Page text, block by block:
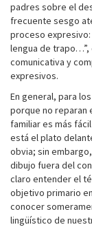
padres sobre el
frecuente sesgo
proceso expresivo:
lengua de
comunicativa y
expresivos.
En general, para
porque no reparan
familiar es más
está el plato
obvia; sin
dibujo fuera del
claro entender el
objetivo primario
conocer
lingüístico de